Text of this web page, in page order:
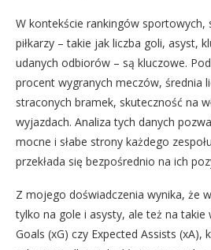
W kontekście rankingów sportowych,
piłkarzy – takie jak liczba goli, asyst,
udanych odbiorów – są kluczowe.
procent wygranych meczów, średnia
straconych bramek, skuteczność na
wyjazdach. Analiza tych danych
mocne i słabe strony każdego
przekłada się bezpośrednio na ich
Z mojego doświadczenia wynika, że
tylko na gole i asysty, ale też na takie
Goals (xG) czy Expected Assists (xA),